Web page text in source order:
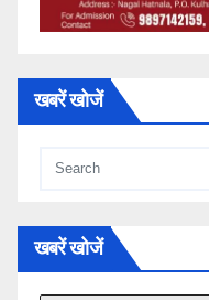
खबरें खोजें
खबरें खोजें